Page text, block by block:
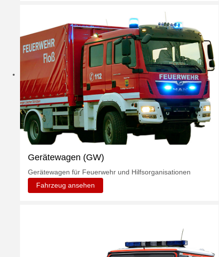
Gerätewagen (GW)
Gerätewagen für Feuerwehr und Hilfsorganisationen
Fahrzeug ansehen